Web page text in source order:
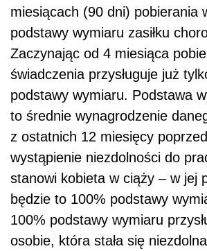
miesiącach (90 dni) pobierania
podstawy wymiaru zasiłku
Zaczynając od 4 miesiąca
świadczenia przysługuje już
podstawy wymiaru. Podstawa
to średnie wynagrodzenie
z ostatnich 12 miesięcy
wystąpienie niezdolności do
stanowi kobieta w ciąży – w jej
będzie to 100% podstawy
100% podstawy wymiaru
osobie, która stała się